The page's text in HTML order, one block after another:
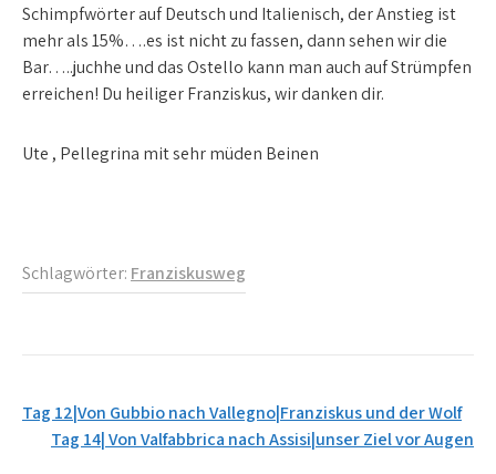
Schimpfwörter auf Deutsch und Italienisch, der Anstieg ist
mehr als 15%….es ist nicht zu fassen, dann sehen wir die
Bar…..juchhe und das Ostello kann man auch auf Strümpfen
erreichen! Du heiliger Franziskus, wir danken dir.
Ute , Pellegrina mit sehr müden Beinen
Schlagwörter: Franziskusweg
Beitrags-
Navigation
Tag 12|Von Gubbio nach Vallegno|Franziskus und der Wolf
Tag 14| Von Valfabbrica nach Assisi|unser Ziel vor Augen